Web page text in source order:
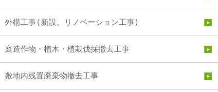
外構工事(新設、リノベーション工事)
庭造作物・植木・植栽伐採撤去工事
敷地内残置廃棄物撤去工事